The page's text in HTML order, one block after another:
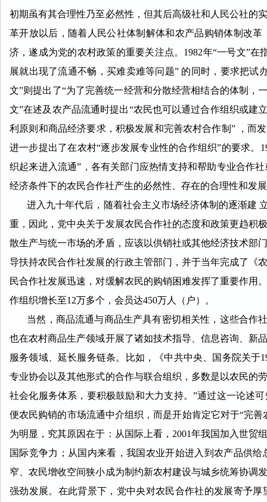
初期虽有其合理性乃至必然性，但其后高级社和人民公社的
革开放以后，随着人民公社体制解体和农产品购销体制改
济，遂成为党的农村政策的重要关注点。1982年“一号文”
展就出现了流通不畅，买难卖难等问题” 的同时，要求把试
文”则提出了“为了完善统一经营和分散经营相结合的体制，
文”在述及农产品流通时提出“农民也可以通过合作组织或建
利原则和商品经济要求，积极发展和完善农村合作制” ，而
进一步提出了在农村“逐步发展专业性的合作组织”的要求
织起来进入流通”，各有关部门应热情支持和帮助专业合作
经济条件下的农民合作社产生的必然性、存在的合理性和发
进入九十年代后，随着社会主义市场经济体制的逐渐建
重，因此，党中央关于发展农民合作社的态度和政策更趋积
散生产与统一市场的矛盾，应该以供销社或其他经济技术部
导扶持农民合作社发展的行政主管部门，并于当年完成了《
民合作社发展迅速，对缓解农民的购销困难发挥了重要作用
作组织增长至12万多个，会员达450万人（户）。
当然，商品流通与商品生产具有密切相关性，这些合作社
也在农村商品生产领域开展了诸如技术指导、信息咨询、新
服务领域、延长服务链条。比如，《中共中央、国务院关
专业协会以及其他形式的合作与联合组织，多数是以农民的
社会化服务体系，要积极鼓励和大力支持。”通过这一论述
便农民购销的市场流通中介组织，而是开始肯定它对于“完
为明显，究其原因在于：从国际上看，2001年我国加入世
国际竞争力；从国内来看，我国农业开始进入到农产品供
窄、农民增收空间狭小成为制约新农村建设与城乡统筹协调
强劲发展。在此背景下，党中央对农民合作社的发展寄予